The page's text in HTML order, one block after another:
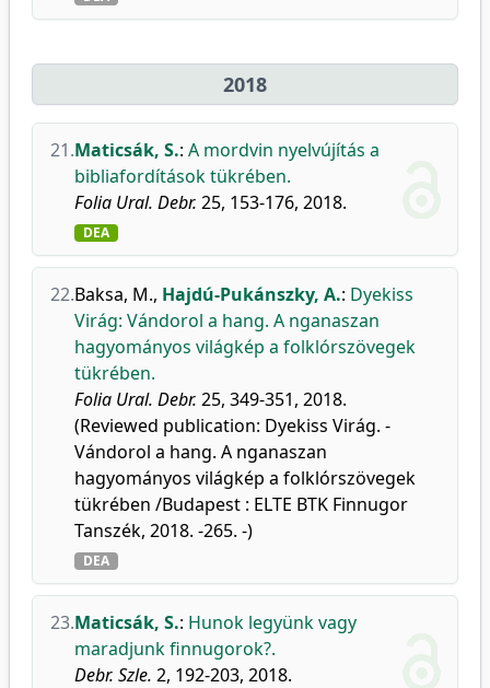
2018
21.Maticsák, S.: A mordvin nyelvújítás a
bibliafordítások tükrében.
Folia Ural. Debr. 25, 153-176, 2018.
DEA
22.Baksa, M., Hajdú-Pukánszky, A.: Dyekiss
Virág: Vándorol a hang. A nganaszan
hagyományos világkép a folklórszövegek
tükrében.
Folia Ural. Debr. 25, 349-351, 2018.
(Reviewed publication: Dyekiss Virág. -
Vándorol a hang. A nganaszan
hagyományos világkép a folklórszövegek
tükrében /Budapest : ELTE BTK Finnugor
Tanszék, 2018. -265. -)
DEA
23.Maticsák, S.: Hunok legyünk vagy
maradjunk finnugorok?.
Debr. Szle. 2, 192-203, 2018.